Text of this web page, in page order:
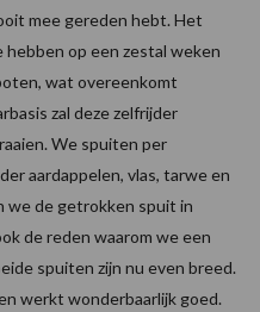
mee gereden hebt. Het
op een zestal weken
wat overeenkomt
zal deze zelfrijder
We spuiten per
aardappelen, vlas, tarwe en
de getrokken spuit in
de reden waarom we een
spuiten zijn nu even breed.
werkt wonderbaarlijk goed.